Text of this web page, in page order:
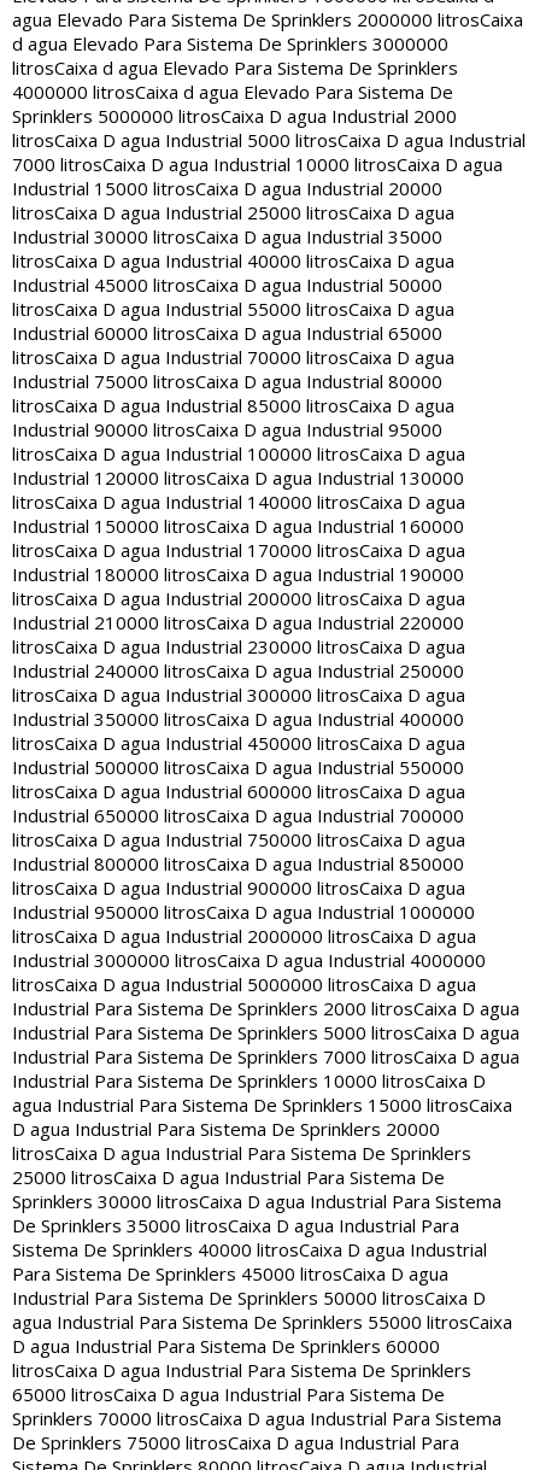
agua Elevado Para Sistema De Sprinklers 2000000 litrosCaixa
d agua Elevado Para Sistema De Sprinklers 3000000
litrosCaixa d agua Elevado Para Sistema De Sprinklers
4000000 litrosCaixa d agua Elevado Para Sistema De
Sprinklers 5000000 litrosCaixa D agua Industrial 2000
litrosCaixa D agua Industrial 5000 litrosCaixa D agua Industrial
7000 litrosCaixa D agua Industrial 10000 litrosCaixa D agua
Industrial 15000 litrosCaixa D agua Industrial 20000
litrosCaixa D agua Industrial 25000 litrosCaixa D agua
Industrial 30000 litrosCaixa D agua Industrial 35000
litrosCaixa D agua Industrial 40000 litrosCaixa D agua
Industrial 45000 litrosCaixa D agua Industrial 50000
litrosCaixa D agua Industrial 55000 litrosCaixa D agua
Industrial 60000 litrosCaixa D agua Industrial 65000
litrosCaixa D agua Industrial 70000 litrosCaixa D agua
Industrial 75000 litrosCaixa D agua Industrial 80000
litrosCaixa D agua Industrial 85000 litrosCaixa D agua
Industrial 90000 litrosCaixa D agua Industrial 95000
litrosCaixa D agua Industrial 100000 litrosCaixa D agua
Industrial 120000 litrosCaixa D agua Industrial 130000
litrosCaixa D agua Industrial 140000 litrosCaixa D agua
Industrial 150000 litrosCaixa D agua Industrial 160000
litrosCaixa D agua Industrial 170000 litrosCaixa D agua
Industrial 180000 litrosCaixa D agua Industrial 190000
litrosCaixa D agua Industrial 200000 litrosCaixa D agua
Industrial 210000 litrosCaixa D agua Industrial 220000
litrosCaixa D agua Industrial 230000 litrosCaixa D agua
Industrial 240000 litrosCaixa D agua Industrial 250000
litrosCaixa D agua Industrial 300000 litrosCaixa D agua
Industrial 350000 litrosCaixa D agua Industrial 400000
litrosCaixa D agua Industrial 450000 litrosCaixa D agua
Industrial 500000 litrosCaixa D agua Industrial 550000
litrosCaixa D agua Industrial 600000 litrosCaixa D agua
Industrial 650000 litrosCaixa D agua Industrial 700000
litrosCaixa D agua Industrial 750000 litrosCaixa D agua
Industrial 800000 litrosCaixa D agua Industrial 850000
litrosCaixa D agua Industrial 900000 litrosCaixa D agua
Industrial 950000 litrosCaixa D agua Industrial 1000000
litrosCaixa D agua Industrial 2000000 litrosCaixa D agua
Industrial 3000000 litrosCaixa D agua Industrial 4000000
litrosCaixa D agua Industrial 5000000 litrosCaixa D agua
Industrial Para Sistema De Sprinklers 2000 litrosCaixa D agua
Industrial Para Sistema De Sprinklers 5000 litrosCaixa D agua
Industrial Para Sistema De Sprinklers 7000 litrosCaixa D agua
Industrial Para Sistema De Sprinklers 10000 litrosCaixa D
agua Industrial Para Sistema De Sprinklers 15000 litrosCaixa
D agua Industrial Para Sistema De Sprinklers 20000
litrosCaixa D agua Industrial Para Sistema De Sprinklers
25000 litrosCaixa D agua Industrial Para Sistema De
Sprinklers 30000 litrosCaixa D agua Industrial Para Sistema
De Sprinklers 35000 litrosCaixa D agua Industrial Para
Sistema De Sprinklers 40000 litrosCaixa D agua Industrial
Para Sistema De Sprinklers 45000 litrosCaixa D agua
Industrial Para Sistema De Sprinklers 50000 litrosCaixa D
agua Industrial Para Sistema De Sprinklers 55000 litrosCaixa
D agua Industrial Para Sistema De Sprinklers 60000
litrosCaixa D agua Industrial Para Sistema De Sprinklers
65000 litrosCaixa D agua Industrial Para Sistema De
Sprinklers 70000 litrosCaixa D agua Industrial Para Sistema
De Sprinklers 75000 litrosCaixa D agua Industrial Para